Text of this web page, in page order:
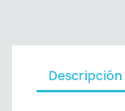
Descripción